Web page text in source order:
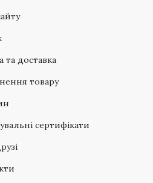
та доставка
товару
сертифікати